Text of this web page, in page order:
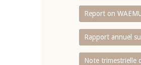
Report on
Rapport annuel
Note trimestrielle